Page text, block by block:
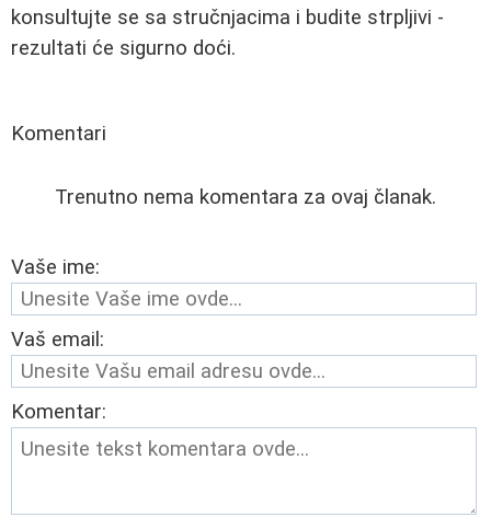
konsultujte se sa stručnjacima i budite strpljivi -
rezultati će sigurno doći.
Komentari
Trenutno nema komentara za ovaj članak.
Vaše ime:
Vaš email:
Komentar: